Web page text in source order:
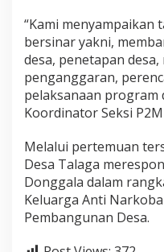
“Kami menyampaikan
bersinar yakni,
desa, penetapan
penganggaran,
pelaksanaan program
Koordinator Seksi
Melalui pertemuan
Desa Talaga
Donggala dalam
Keluarga Anti
Pembangunan Desa.